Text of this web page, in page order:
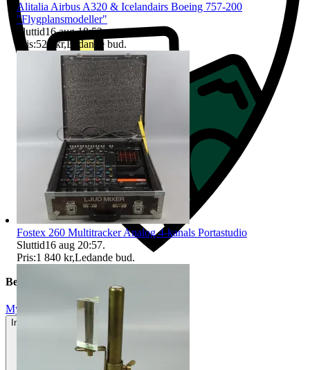
Beskrivning
Mycket gott skick
Inga eller minimala tecken på användning
Alitalia Airbus A320 & Icelandairs Boeing 757-200
"Flygplansmodeller"
Sluttid16 aug 18:52.
Pris:525 kr,Ledande bud.
Fostex 260 Multitracker Analog 4-kanals Portastudio
Sluttid16 aug 20:57.
Pris:1 840 kr,Ledande bud.